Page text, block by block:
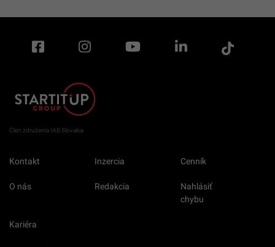
Člen združenia IAB Slovakia
Kontakt Inzercia Cenník
O nás Redakcia
Nahlásiť
chybu
Kariéra